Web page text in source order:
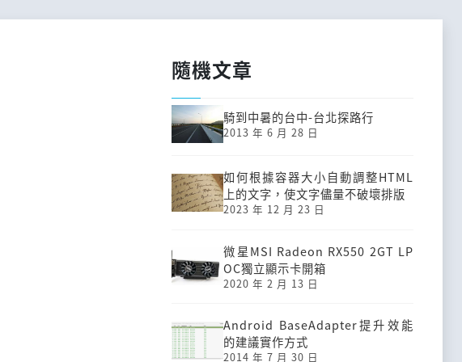
隨機文章
騎到中暑的台中-台北探路行
2013 年 6 月 28 日
如何根據容器大小自動調整HTML
上的文字，使文字儘量不破壞排版
2023 年 12 月 23 日
微星MSI Radeon RX550 2GT LP
OC獨立顯示卡開箱
2020 年 2 月 13 日
Android BaseAdapter提升效能
的建議實作方式
2014 年 7 月 30 日